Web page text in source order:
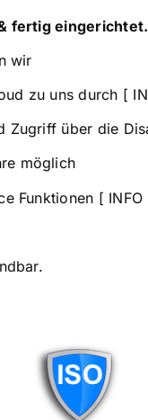
fertig eingerichtet.
wir
zu uns durch [
Zugriff über die
möglich
Funktionen [ INFO